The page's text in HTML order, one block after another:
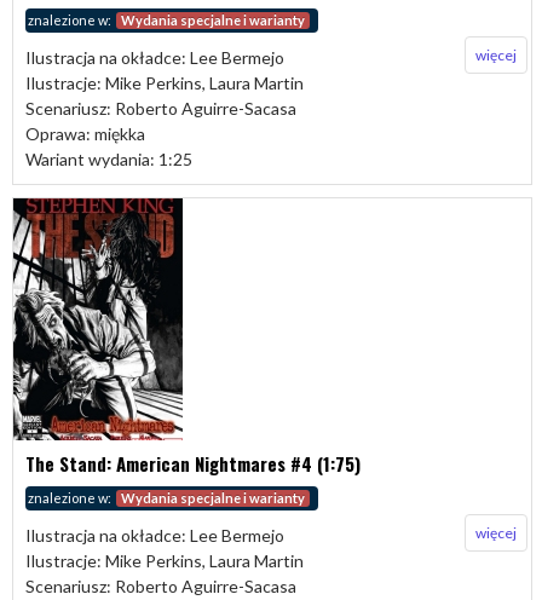
znalezione w: Wydania specjalne i warianty
Ilustracja na okładce: Lee Bermejo
Ilustracje: Mike Perkins, Laura Martin
Scenariusz: Roberto Aguirre-Sacasa
Oprawa: miękka
Wariant wydania: 1:25
więcej
The Stand: American Nightmares #4 (1:75)
znalezione w: Wydania specjalne i warianty
Ilustracja na okładce: Lee Bermejo
Ilustracje: Mike Perkins, Laura Martin
Scenariusz: Roberto Aguirre-Sacasa
więcej